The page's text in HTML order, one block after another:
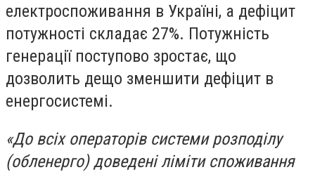
електроспоживання в Україні, а дефіцит
потужності складає 27%. Потужність
генерації поступово зростає, що
дозволить дещо зменшити дефіцит в
енергосистемі.
«До всіх операторів системи розподілу
(обленерго) доведені ліміти споживання